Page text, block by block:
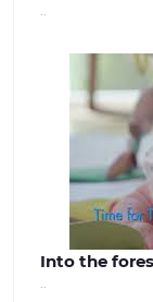
Into the